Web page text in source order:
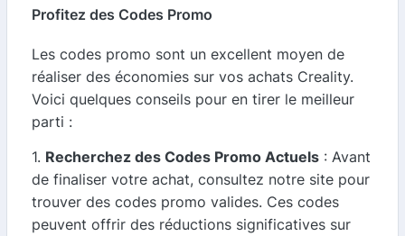
Profitez des Codes Promo
Les codes promo sont un excellent moyen de
réaliser des économies sur vos achats Creality.
Voici quelques conseils pour en tirer le meilleur
parti :
1. Recherchez des Codes Promo Actuels : Avant
de finaliser votre achat, consultez notre site pour
trouver des codes promo valides. Ces codes
peuvent offrir des réductions significatives sur